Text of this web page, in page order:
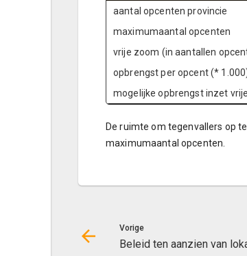
aantal opcenten provincie
maximumaantal opcenten
vrije zoom (in aantallen
opbrengst per opcent (*
mogelijke opbrengst inzet
De ruimte om tegenvallers op
maximumaantal opcenten.
Vorige
Beleid ten aanzien van